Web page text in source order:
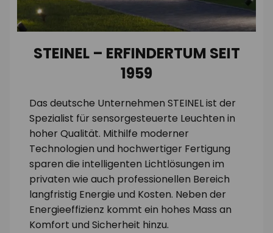
STEINEL – ERFINDERTUM SEIT
1959
Das deutsche Unternehmen STEINEL ist der
Spezialist für sensorgesteuerte Leuchten in
hoher Qualität. Mithilfe moderner
Technologien und hochwertiger Fertigung
sparen die intelligenten Lichtlösungen im
privaten wie auch professionellen Bereich
langfristig Energie und Kosten. Neben der
Energieeffizienz kommt ein hohes Mass an
Komfort und Sicherheit hinzu.